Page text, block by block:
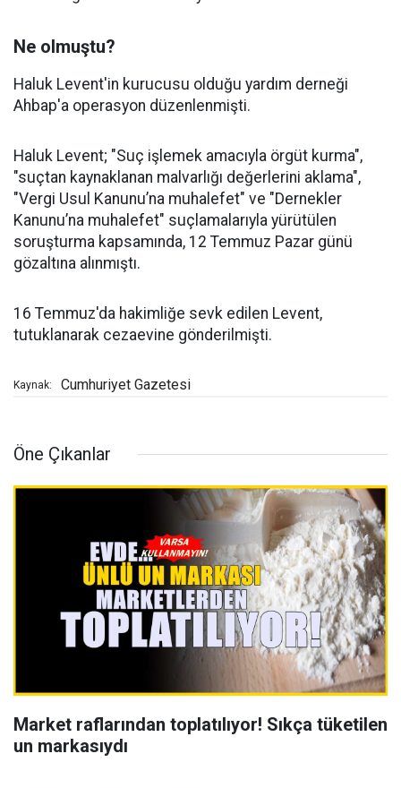
Ne olmuştu?
Haluk Levent'in kurucusu olduğu yardım derneği
Ahbap'a operasyon düzenlenmişti.
Haluk Levent; "Suç işlemek amacıyla örgüt kurma",
"suçtan kaynaklanan malvarlığı değerlerini aklama",
"Vergi Usul Kanunu’na muhalefet" ve "Dernekler
Kanunu’na muhalefet" suçlamalarıyla yürütülen
soruşturma kapsamında, 12 Temmuz Pazar günü
gözaltına alınmıştı.
16 Temmuz'da hakimliğe sevk edilen Levent,
tutuklanarak cezaevine gönderilmişti.
Kaynak: Cumhuriyet Gazetesi
Öne Çıkanlar
Market raflarından toplatılıyor! Sıkça tüketilen
un markasıydı